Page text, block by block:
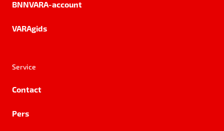
BNNVARA-account
VARAgids
Service
Contact
Pers